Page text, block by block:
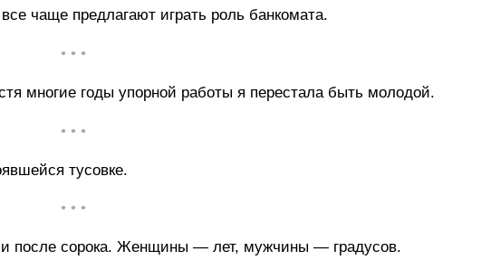
чаще предлагают играть роль банкомата.
• • •
многие годы упорной работы я перестала быть молодой.
• • •
тусовке.
• • •
после сорока. Женщины — лет, мужчины — градусов.